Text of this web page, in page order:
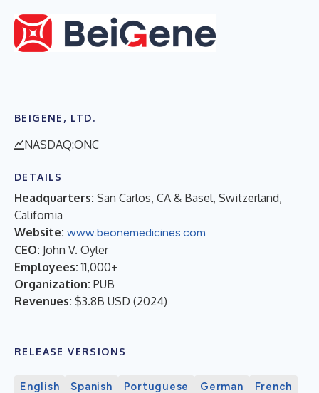
BEIGENE, LTD.
NASDAQ:ONC
DETAILS
Headquarters: San Carlos, CA & Basel, Switzerland,
California
Website: www.beonemedicines.com
CEO: John V. Oyler
Employees: 11,000+
Organization: PUB
Revenues: $3.8B USD (2024)
RELEASE VERSIONS
English Spanish Portuguese German French